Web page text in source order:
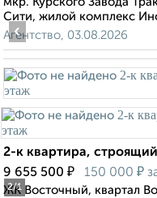
Сити, жилой комплекс
Агентство, 03.08.2026
2/1
‹
2-к квартира,
9 655 500 ₽ 150 000 ₽
ЖК Восточный, квартал